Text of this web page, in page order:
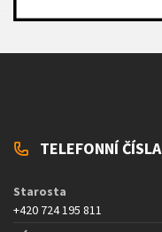
TELEFONNÍ ČÍSLA
Starosta
+420 724 195 811